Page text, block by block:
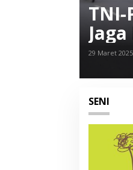
TNI-
29 Maret 2025
SENI